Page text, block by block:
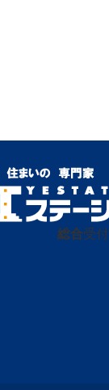
総合受付